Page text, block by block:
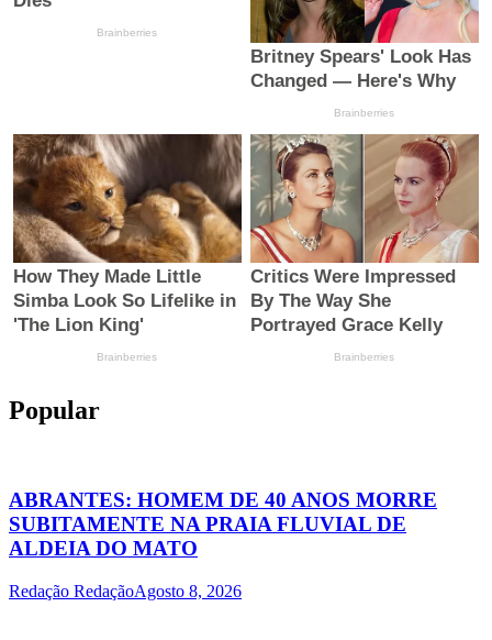
Popular
ABRANTES: HOMEM DE 40 ANOS MORRE
SUBITAMENTE NA PRAIA FLUVIAL DE
ALDEIA DO MATO
Redação RedaçãoAgosto 8, 2026